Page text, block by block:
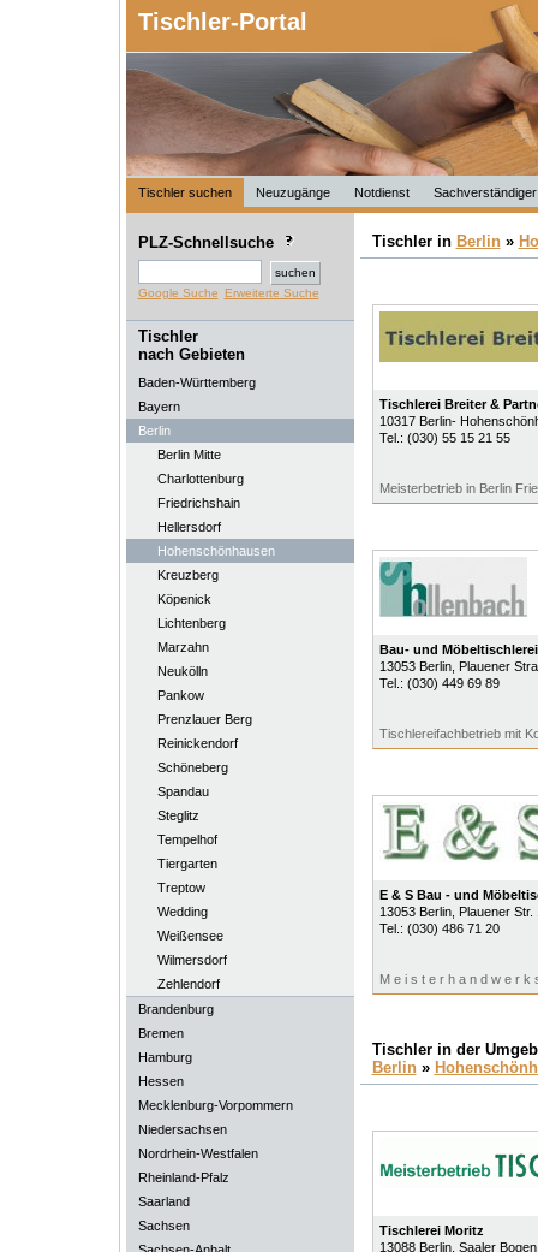
Tischler-Portal
Tischler suchen Neuzugänge Notdienst Sachverständiger
PLZ-Schnellsuche
Google Suche Erweiterte Suche
Tischler
nach Gebieten
Baden-Württemberg
Bayern
Berlin
Berlin Mitte
Charlottenburg
Friedrichshain
Hellersdorf
Hohenschönhausen
Kreuzberg
Köpenick
Lichtenberg
Marzahn
Neukölln
Pankow
Prenzlauer Berg
Reinickendorf
Schöneberg
Spandau
Steglitz
Tempelhof
Tiergarten
Treptow
Wedding
Weißensee
Wilmersdorf
Zehlendorf
Brandenburg
Bremen
Hamburg
Hessen
Mecklenburg-Vorpommern
Niedersachsen
Nordrhein-Westfalen
Rheinland-Pfalz
Saarland
Sachsen
Tischler in Berlin»
Tischlerei Breiter &
10317 Berlin-
Tel.: (030) 55 15 21 55
Meisterbetrieb in Berlin
Bau- und
13053 Berlin, Plauener
Tel.: (030) 449 69 89
Tischlereifachbetrieb mit
E & S Bau - und
13053 Berlin, Plauener Str.
Tel.: (030) 486 71 20
M e i s t e r h a n d w e r k
Tischler in der
Berlin»
Tischlerei Moritz
13088 Berlin, Saaler